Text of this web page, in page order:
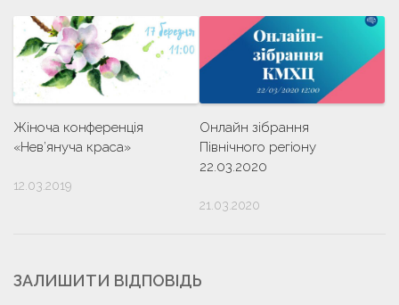
Жіноча конференція
«Нев’януча краса»
12.03.2019
Онлайн зібрання
Північного регіону
22.03.2020
21.03.2020
ЗАЛИШИТИ ВІДПОВІДЬ